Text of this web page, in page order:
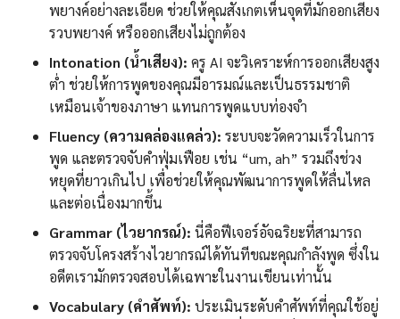
พยางค์อย่างละเอียด ช่วยให้คุณสังเกตเห็นจุดที่มักออกเสียง
รวบพยางค์ หรือออกเสียงไม่ถูกต้อง
Intonation (น้ำเสียง): ครู AI จะวิเคราะห์การออกเสียงสูง
ต่ำ ช่วยให้การพูดของคุณมีอารมณ์และเป็นธรรมชาติ
เหมือนเจ้าของภาษา แทนการพูดแบบท่องจำ
Fluency (ความคล่องแคล่ว): ระบบจะวัดความเร็วในการ
พูด และตรวจจับคำฟุ่มเฟือย เช่น “um, ah” รวมถึงช่วง
หยุดที่ยาวเกินไป เพื่อช่วยให้คุณพัฒนาการพูดให้ลื่นไหล
และต่อเนื่องมากขึ้น
Grammar (ไวยากรณ์): นี่คือฟีเจอร์อัจฉริยะที่สามารถ
ตรวจจับโครงสร้างไวยากรณ์ได้ทันทีขณะคุณกำลังพูด ซึ่งใน
อดีตเรามักตรวจสอบได้เฉพาะในงานเขียนเท่านั้น
Vocabulary (คำศัพท์): ประเมินระดับคำศัพท์ที่คุณใช้อยู่